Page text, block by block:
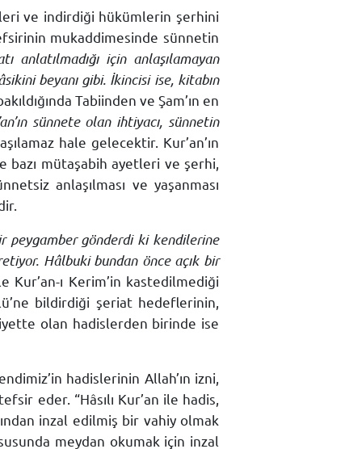
ve indirdiği hükümlerin şerhini
mukaddimesinde sünnetin
anlatılmadığı için anlaşılamayan
beyanı gibi. İkincisi ise, kitabın
Tabiinden ve Şam’ın en
sünnete olan ihtiyacı, sünnetin
hale gelecektir. Kur’an’ın
mütaşabih ayetleri ve şerhi,
anlaşılması ve yaşanması
peygamber gönderdi ki kendilerine
Hâlbuki bundan önce açık bir
ı Kerim’in kastedilmediği
bildirdiği şeriat hedeflerinin,
olan hadislerden birinde ise
hadislerinin Allah’ın izni,
eder. “Hâsılı Kur’an ile hadis,
inzal edilmiş bir vahiy olmak
meydan okumak için inzal